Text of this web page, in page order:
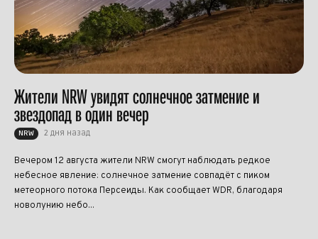
Жители NRW увидят солнечное затмение и
звездопад в один вечер
NRW 2 дня назад
Вечером 12 августа жители NRW смогут наблюдать редкое
небесное явление: солнечное затмение совпадёт с пиком
метеорного потока Персеиды. Как сообщает WDR, благодаря
новолунию небо...